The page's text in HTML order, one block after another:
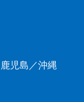
鹿児島 ／沖縄